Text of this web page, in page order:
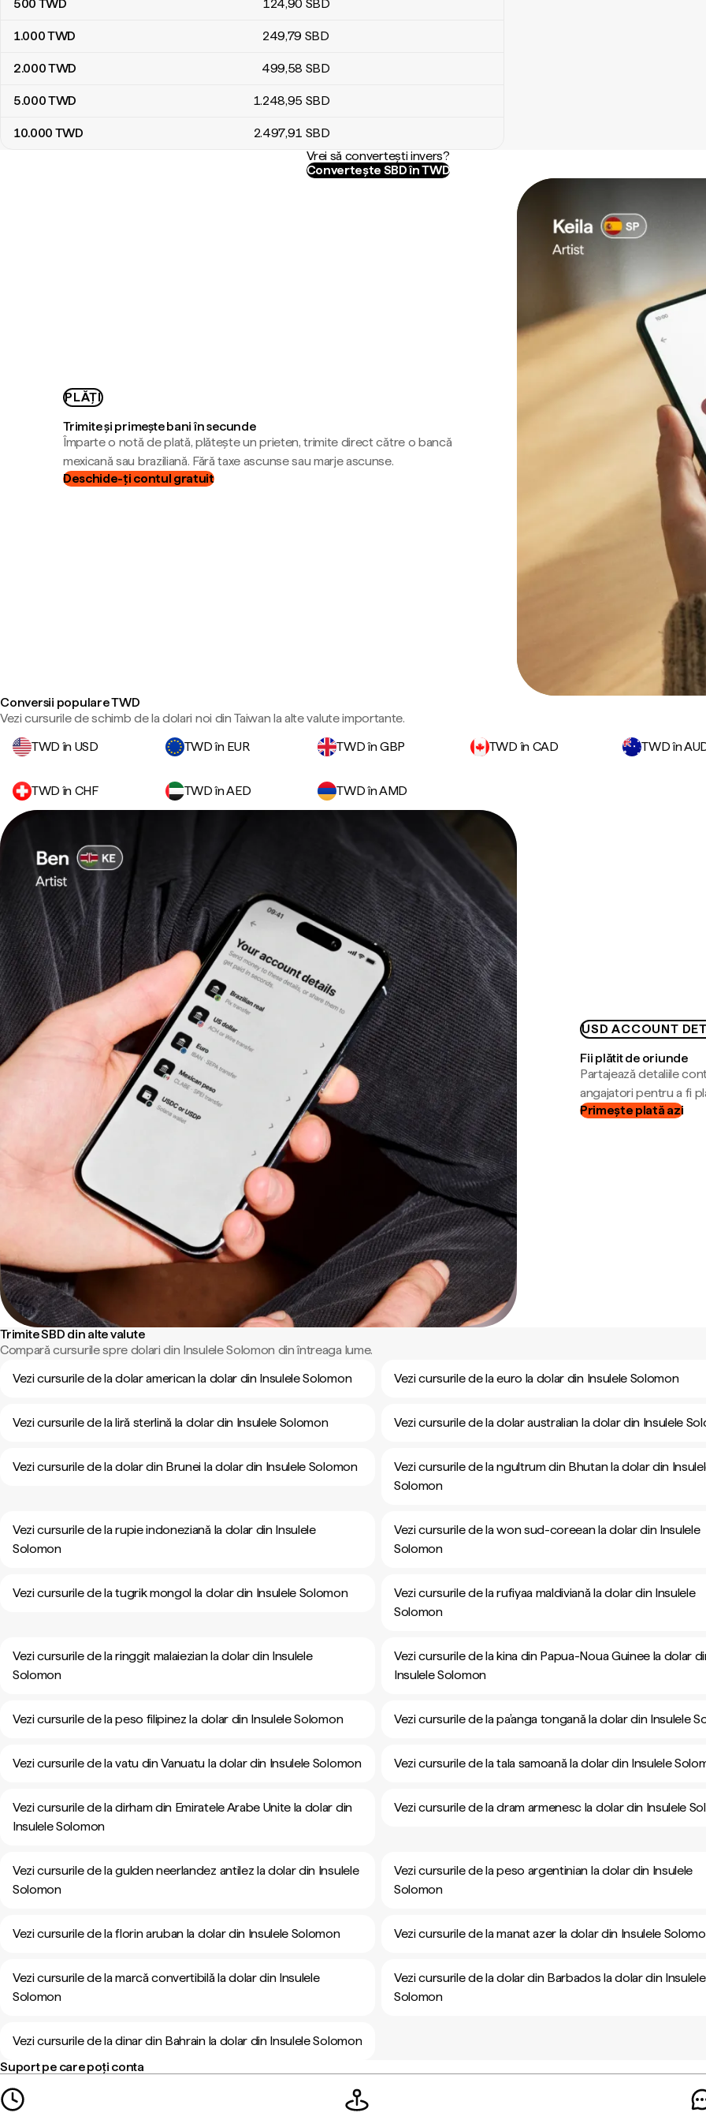
500 TWD 124,90 SBD
1.000TWD 249,79 SBD
2.000TWD 499,58 SBD
5.000TWD 1.248,95 SBD
10.000 TWD 2.497,91 SBD
Vrei să convertești invers?
Convertește SBD în TWD
PLĂȚI
Trimite și primește bani în secunde
Împarte o notă de plată, plătește un prieten, trimite direct către o bancă
mexicană sau braziliană. Fără taxe ascunse sau marje ascunse.
Deschide-ți contul gratuit
Conversii populare TWD
Vezi cursurile de schimb de la dolari noi din Taiwan la alte valute importante.
TWD în USD
TWD în EUR TWD în GBP TWD în CAD TWD în
TWD în CHF TWD în AED TWD în AMD
USD ACCOUNT
Fii plătit de oriunde
Partajează detaliile
angajatori pentru a fi
Primește plată azi
Trimite SBD din alte valute
Compară cursurile spre dolari din Insulele Solomon din întreaga lume.
Vezi cursurile de la dolar american la dolar din Insulele Solomon
Vezi cursurile de la euro la dolar din Insulele Solomon
Vezi cursurile de la liră sterlină la dolar din Insulele Solomon Vezi cursurile de la dolar australian la dolar din Insulele
Vezi cursurile de la dolar din Brunei la dolar din Insulele Solomon
Vezi cursurile de la ngultrum din Bhutan la dolar din
Solomon
Vezi cursurile de la rupie indoneziană la dolar din Insulele
Solomon
Vezi cursurile de la won sud-coreean la dolar din Insulele
Solomon
Vezi cursurile de la tugrik mongol la dolar din Insulele Solomon
Vezi cursurile de la rufiyaa maldiviană la dolar din Insulele
Solomon
Vezi cursurile de la ringgit malaiezian la dolar din Insulele
Solomon
Vezi cursurile de la kina din Papua-Noua Guinee la dolar
Insulele Solomon
Vezi cursurile de la peso filipinez la dolar din Insulele Solomon Vezi cursurile de la pa’anga tongană la dolar din Insulele
Vezi cursurile de la vatu din Vanuatu la dolar din Insulele Solomon Vezi cursurile de la tala samoană la dolar din Insulele
Vezi cursurile de la dirham din Emiratele Arabe Unite la dolar din
Insulele Solomon
Vezi cursurile de la dram armenesc la dolar din Insulele
Vezi cursurile de la gulden neerlandez antilez la dolar din Insulele
Solomon
Vezi cursurile de la peso argentinian la dolar din Insulele
Solomon
Vezi cursurile de la florin aruban la dolar din Insulele Solomon Vezi cursurile de la manat azer la dolar din Insulele
Vezi cursurile de la marcă convertibilă la dolar din Insulele
Solomon
Vezi cursurile de la dolar din Barbados la dolar din Insulele
Solomon
Vezi cursurile de la dinar din Bahrain la dolar din Insulele Solomon
Suport pe care poți conta